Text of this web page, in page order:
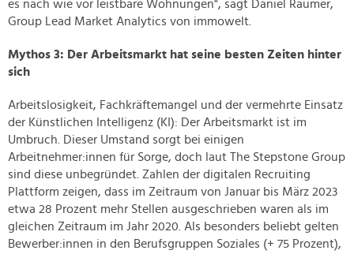
es nach wie vor leistbare Wohnungen", sagt Daniel Raumer,
Group Lead Market Analytics von immowelt.
Mythos 3: Der Arbeitsmarkt hat seine besten Zeiten hinter
sich
Arbeitslosigkeit, Fachkräftemangel und der vermehrte Einsatz
der Künstlichen Intelligenz (KI): Der Arbeitsmarkt ist im
Umbruch. Dieser Umstand sorgt bei einigen
Arbeitnehmer:innen für Sorge, doch laut The Stepstone Group
sind diese unbegründet. Zahlen der digitalen Recruiting
Plattform zeigen, dass im Zeitraum von Januar bis März 2023
etwa 28 Prozent mehr Stellen ausgeschrieben waren als im
gleichen Zeitraum im Jahr 2020. Als besonders beliebt gelten
Bewerber:innen in den Berufsgruppen Soziales (+ 75 Prozent),